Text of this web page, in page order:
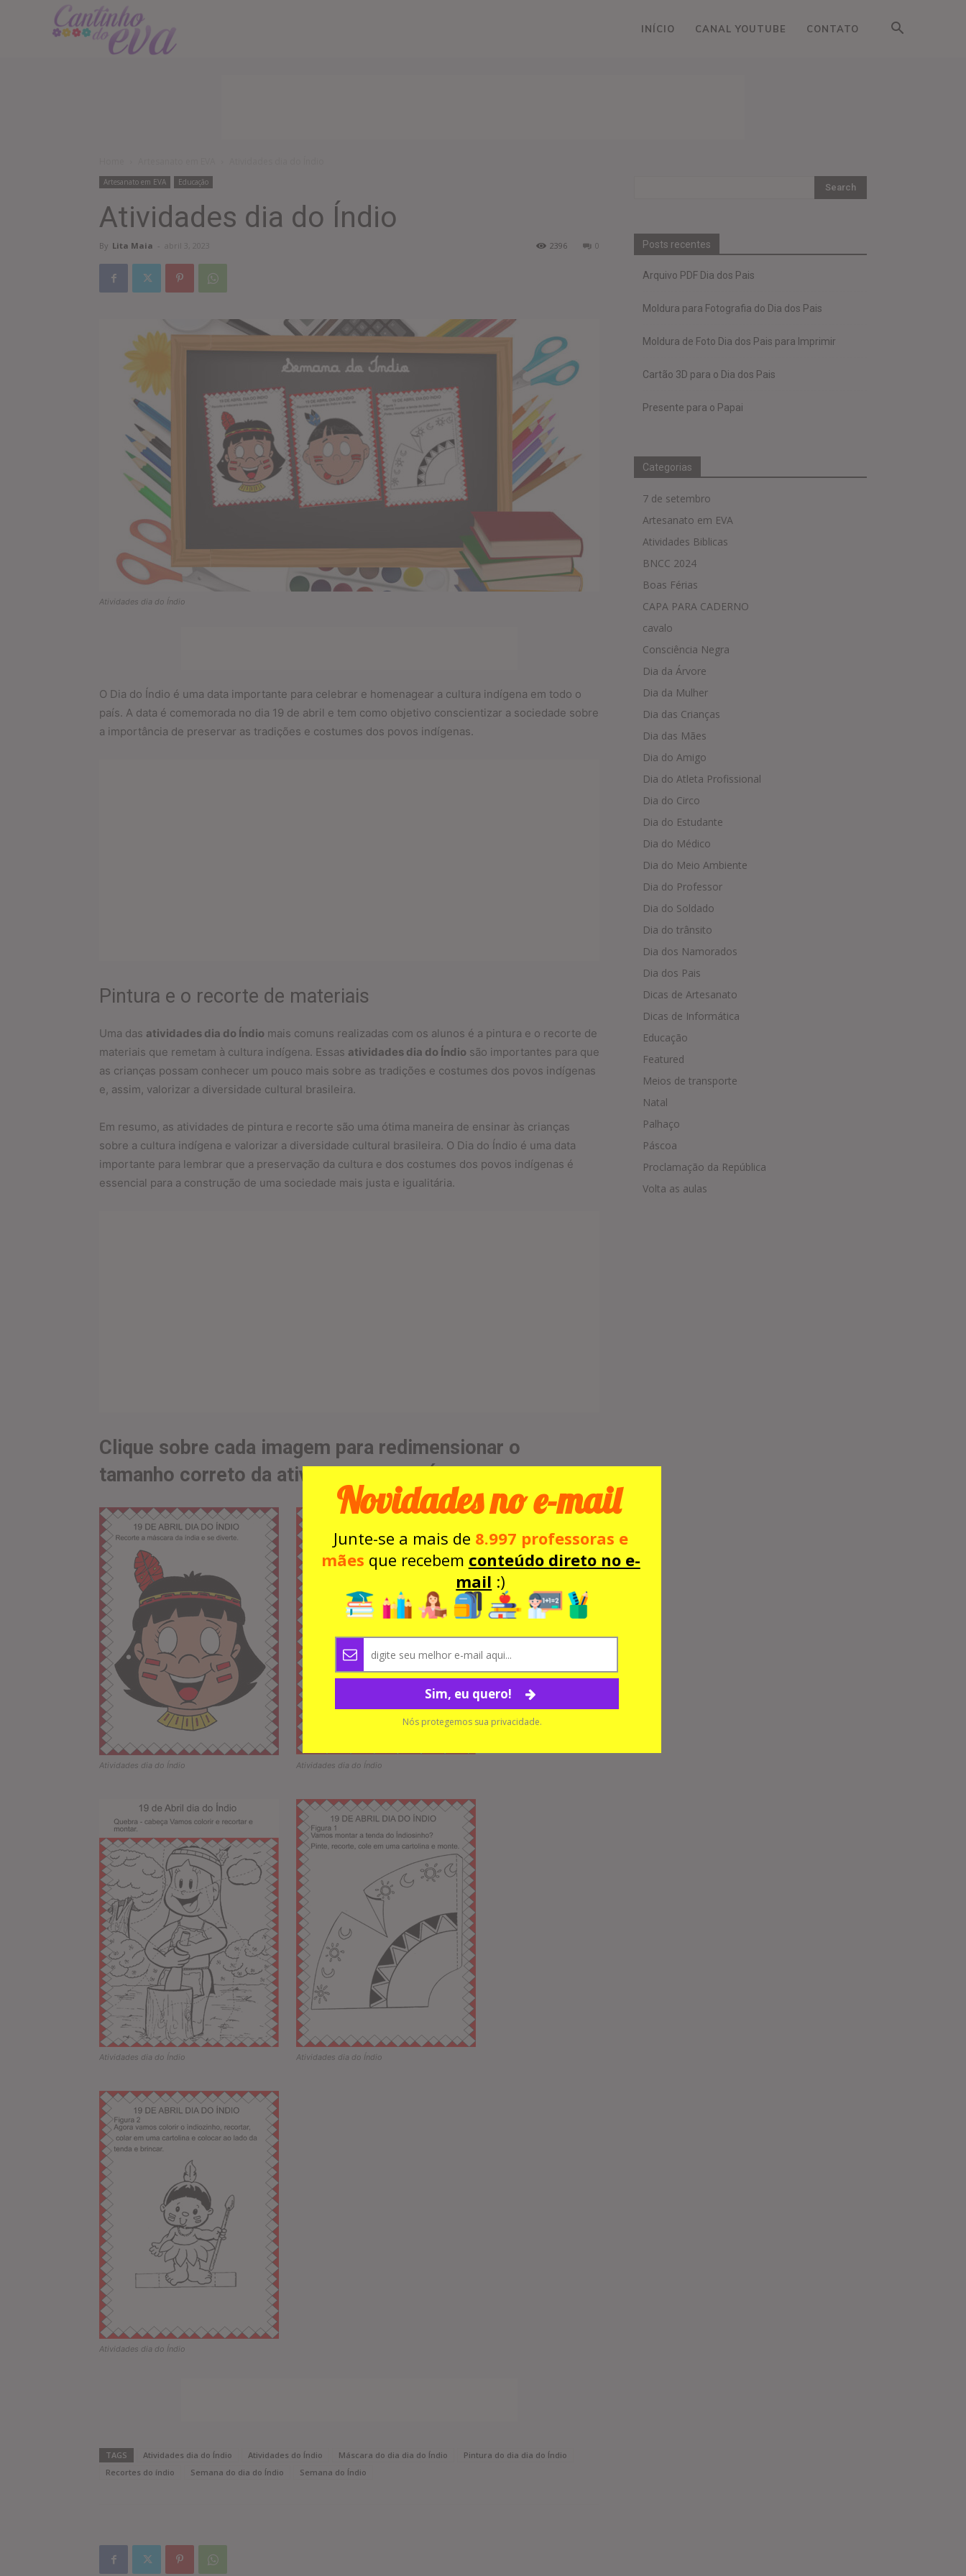
INÍCIO CANAL YOUTUBE CONTATO
Artesanato em EVA Educação
Atividades dia do Índio
By Lita Maia - abril 3, 2023 0
2396
Atividades dia do Índio
O Dia do Índio é uma data importante para celebrar e homenagear a cultura indígena em todo o
país. A data é comemorada no dia 19 de abril e tem como objetivo conscientizar a sociedade sobre
a importância de preservar as tradições e costumes dos povos indígenas.
Pintura e o recorte de materiais
Uma das atividades dia do Índio mais comuns realizadas com os alunos é a pintura e o recorte de
materiais que remetam à cultura indígena. Essas atividades dia do Índio são importantes para que
as crianças possam conhecer um pouco mais sobre as tradições e costumes dos povos indígenas
e, assim, valorizar a diversidade cultural brasileira.
Em resumo, as atividades de pintura e recorte são uma ótima maneira de ensinar às crianças
sobre a cultura indígena e valorizar a diversidade cultural brasileira. O Dia do Índio é uma data
importante para lembrar que a preservação da cultura e dos costumes dos povos indígenas é
essencial para a construção de uma sociedade mais justa e igualitária.
Clique sobre cada imagem para redimensionar o
tamanho correto da atividades dia do Índio:
Atividades dia do Índio Atividades dia do Índio
Atividades dia do Índio Atividades dia do Índio
Atividades dia do Índio
TAGS Atividades dia do Índio Atividades do Índio Máscara do dia dia do Índio
Pintura do dia dia do Índio
Recortes do índio
Semana do dia do Índio Semana do Índio
Posts recentes
Arquivo PDF Dia dos Pais
Moldura para Fotografia do Dia dos Pais
Moldura de Foto Dia dos Pais para Imprimir
Cartão 3D para o Dia dos Pais
Presente para o Papai
Categorias
7 de setembro
Artesanato em EVA
Atividades Biblicas
BNCC 2024
Boas Férias
CAPA PARA CADERNO
cavalo
Consciência Negra
Dia da Árvore
Dia da Mulher
Dia das Crianças
Dia das Mães
Dia do Amigo
Dia do Atleta Profissional
Dia do Circo
Dia do Estudante
Dia do Médico
Dia do Meio Ambiente
Dia do Professor
Dia do Soldado
Dia do trânsito
Dia dos Namorados
Dia dos Pais
Dicas de Artesanato
Dicas de Informática
Educação
Featured
Meios de transporte
Natal
Palhaço
Páscoa
Proclamação da República
Volta as aulas
Junte-se a mais de 8.997 professoras e
mães que recebem conteúdo direto no e-
mail :)
Sim, eu quero!
Novidades no e-mail
Nós protegemos sua privacidade.